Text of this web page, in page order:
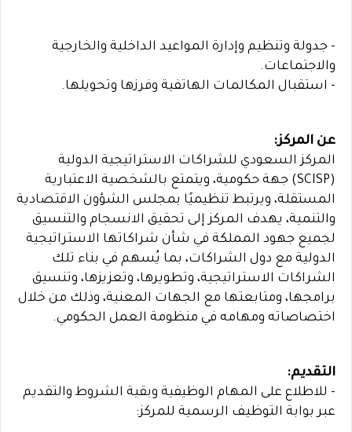
- جدولة وتنظيم وإدارة المواعيد الداخلية والخارجية
والاجتماعات.
- استقبال المكالمات الهاتفية وفرزها وتحويلها.
عن المركز:
المركز السعودي للشراكات الاستراتيجية الدولية
(SCISP) جهة حكومية، ويتمتع بالشخصية الاعتبارية
المستقلة، ويرتبط تنظيميًا بمجلس الشؤون الاقتصادية
والتنمية، يهدف المركز إلى تحقيق الانسجام والتنسيق
لجميع جهود المملكة في شأن شراكاتها الاستراتيجية
الدولية مع دول الشراكات، بما يُسهم في بناء تلك
الشراكات الاستراتيجية، وتطويرها، وتعزيزها، وتنسيق
برامجها، ومتابعتها مع الجهات المعنية، وذلك من خلال
اختصاصاته ومهامه في منظومة العمل الحكومي.
التقديم:
- للاطلاع على المهام الوظيفية وبقية الشروط والتقديم
عبر بوابة التوظيف الرسمية للمركز: